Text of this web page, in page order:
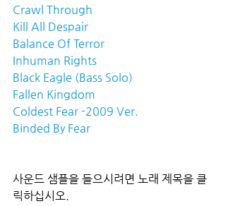
Crawl Through
Kill All Despair
Balance Of Terror
Inhuman Rights
Black Eagle (Bass Solo)
Fallen Kingdom
Coldest Fear -2009 Ver.
Binded By Fear
사운드 샘플을 들으시려면 노래 제목을 클
릭하십시오.